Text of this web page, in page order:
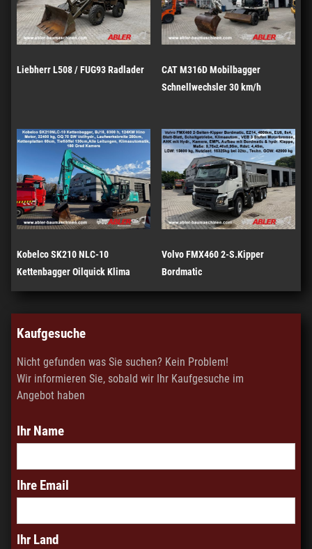
Liebherr L508 / FUG93 Radlader
CAT M316D Mobilbagger
Schnellwechsler 30 km/h
Kobelco SK210 NLC-10
Kettenbagger Oilquick Klima
Volvo FMX460 2-S.Kipper
Bordmatic
Kaufgesuche
Nicht gefunden was Sie suchen? Kein Problem!
Wir informieren Sie, sobald wir Ihr Kaufgesuche im
Angebot haben
Ihr Name
Ihre Email
Ihr Land